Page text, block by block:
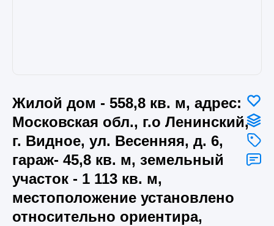
Жилой дом - 558,8 кв. м, адрес:
Московская обл., г.о Ленинский,
г. Видное, ул. Весенняя, д. 6,
гараж- 45,8 кв. м, земельный
участок - 1 113 кв. м,
местоположение установлено
относительно ориентира,